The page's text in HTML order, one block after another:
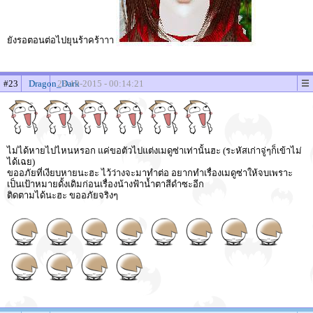
ยังรอตอนต่อไปยุนร้าคร้าาา
#23 Dragon_Dark23-10-2015 - 00:14:21
ไม่ได้หายไปไหนหรอก แค่ขอตัวไปแต่งเมดูซ่าเท่านั้นฮะ (ระหัสเก่าจู่ๆก็เข้าไม่
ได้เฉย)
ขออภัยที่เงียบหายนะฮะ ไว้ว่างจะมาทำต่อ อยากทำเรื่องเมดูซ่าให้จบเพราะ
เป็นเป้าหมายดั้งเดิมก่อนเรื่องน้างฟ้าน้ำตาสีดำซะอีก
ติดตามได้นะฮะ ขออภัยจริงๆ